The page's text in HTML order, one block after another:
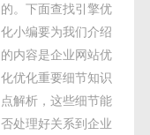
的。下面查找引擎优
化小编要为我们介绍
的内容是企业网站优
化优化重要细节知识
点解析，这些细节能
否处理好关系到企业